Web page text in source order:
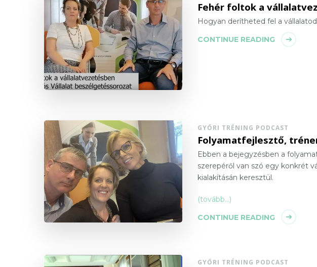
Fehér foltok a
Hogyan derítheted fel a
CONTINUE READING
GYŐRI TRÉNING PODCAST
Folyamatfejlesztő,
Ebben a bejegyzésben a
szerepéről van szó egy konkrét
kialakításán keresztül.
(tovább…)
CONTINUE READING
GYŐRI TRÉNING PODCAST